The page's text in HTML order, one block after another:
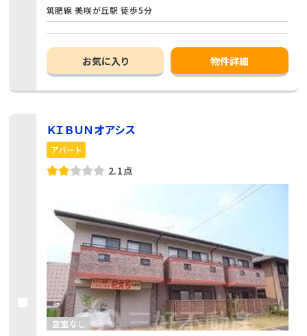
筑肥線 美咲が丘駅 徒歩5分
お気に入り 物件詳細
ＫＩＢＵＮオアシス
アパート
2.1点
空室なし